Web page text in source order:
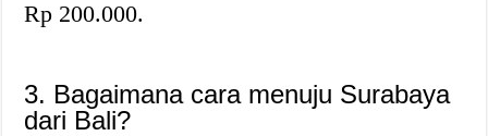
Rp 200.000.
3. Bagaimana cara menuju Surabaya
dari Bali?